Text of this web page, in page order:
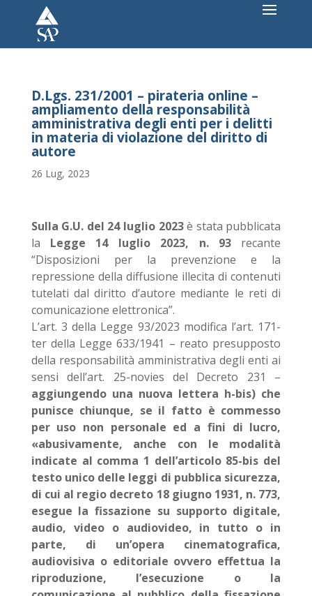
D.Lgs. 231/2001 – pirateria online –
ampliamento della responsabilità
amministrativa degli enti per i delitti
in materia di violazione del diritto di
autore
26 Lug, 2023
Sulla G.U. del 24 luglio 2023è stata pubblicata
la Legge 14 luglio 2023, n. 93recante
“Disposizioni per la prevenzione e la
repressione della diffusione illecita di contenuti
tutelati dal diritto d’autore mediante le reti di
comunicazione elettronica”.
L’art. 3 della Legge 93/2023 modifica l’art. 171-
ter della Legge 633/1941 – reato presupposto
della responsabilità amministrativa degli enti ai
sensi dell’art. 25-novies del Decreto 231 –
aggiungendo una nuova lettera h-bis) che
punisce chiunque, se il fatto è commesso
per uso non personale ed a fini di lucro,
«abusivamente, anche con le modalità
indicate al comma 1 dell’articolo 85-bis del
testo unico delle leggi di pubblica sicurezza,
di cui al regio decreto 18 giugno 1931, n. 773,
esegue la fissazione su supporto digitale,
audio, video o audiovideo, in tutto o in
parte, di un’opera cinematografica,
audiovisiva o editoriale ovvero effettua la
riproduzione, l’esecuzione o la